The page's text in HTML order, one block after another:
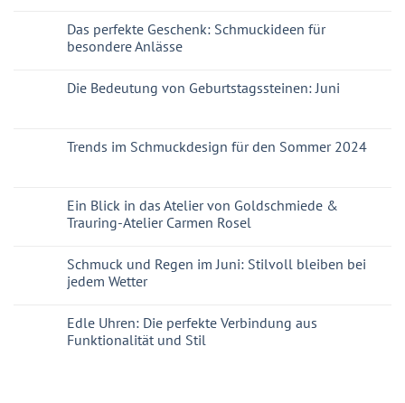
Das perfekte Geschenk: Schmuckideen für
besondere Anlässe
Die Bedeutung von Geburtstagssteinen: Juni
Trends im Schmuckdesign für den Sommer 2024
Ein Blick in das Atelier von Goldschmiede &
Trauring-Atelier Carmen Rosel
Schmuck und Regen im Juni: Stilvoll bleiben bei
jedem Wetter
Edle Uhren: Die perfekte Verbindung aus
Funktionalität und Stil